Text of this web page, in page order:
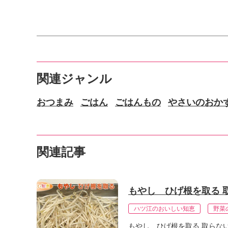
関連ジャンル
おつまみ ごはん ごはんもの やさいのおか
関連記事
もやし ひげ根を取る
ハツ江のおいしい知恵 野菜
もやし ひげ根を取る 取らな